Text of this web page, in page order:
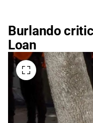
Burlando
Loan